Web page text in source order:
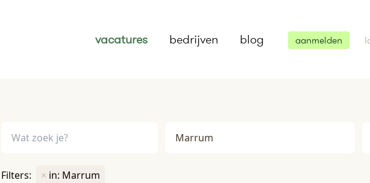
vacatures bedrijven blog aanmelden
Filters: × in: Marrum